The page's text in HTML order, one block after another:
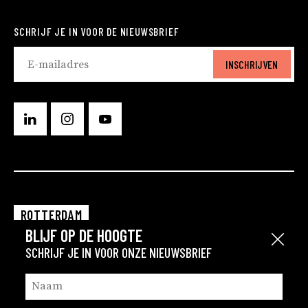
Sluit
BLIJF OP DE HOOGTE
SCHRIJF JE IN VOOR ONZE NIEUWSBRIEF
SCHRIJF JE IN VOOR DE NIEUWSBRIEF
INSCHRIJVEN
ROTTERDAM
EINDHOVEN
GRONINGEN